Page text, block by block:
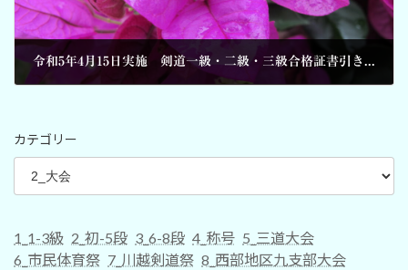
令和5年4月15日実施 剣道一級・二級・三級合格証書引き渡し
カテゴリー
1_1-3級 2_初-5段 3_6-8段 4_称号 5_三道大会
6_市民体育祭 7_川越剣道祭 8_西部地区九支部大会